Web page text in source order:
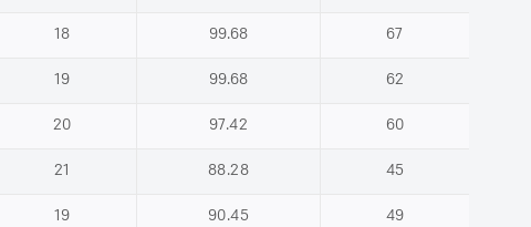
18 99.68 67
19 99.68 62
20 97.42 60
21 88.28 45
19 90.45 49